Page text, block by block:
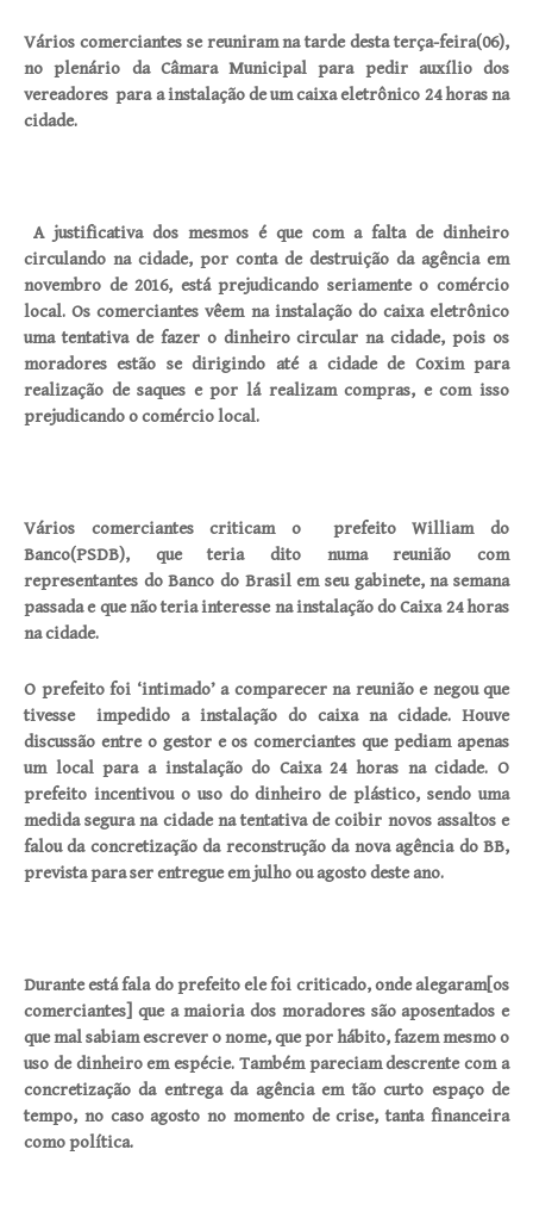
Vários comerciantes se reuniram na tarde desta terça-feira(06),
no plenário da Câmara Municipal para pedir auxílio dos
vereadores para a instalação de um caixa eletrônico 24 horas na
cidade.
A justificativa dos mesmos é que com a falta de dinheiro
circulando na cidade, por conta de destruição da agência em
novembro de 2016, está prejudicando seriamente o comércio
local. Os comerciantes vêem na instalação do caixa eletrônico
uma tentativa de fazer o dinheiro circular na cidade, pois os
moradores estão se dirigindo até a cidade de Coxim para
realização de saques e por lá realizam compras, e com isso
prejudicando o comércio local.
Vários comerciantes criticam o prefeito William do
Banco(PSDB), que teria dito numa reunião com
representantes do Banco do Brasil em seu gabinete, na semana
passada e que não teria interesse na instalação do Caixa 24 horas
na cidade.
O prefeito foi ‘intimado’ a comparecer na reunião e negou que
tivesse impedido a instalação do caixa na cidade. Houve
discussão entre o gestor e os comerciantes que pediam apenas
um local para a instalação do Caixa 24 horas na cidade. O
prefeito incentivou o uso do dinheiro de plástico, sendo uma
medida segura na cidade na tentativa de coibir novos assaltos e
falou da concretização da reconstrução da nova agência do BB,
prevista para ser entregue em julho ou agosto deste ano.
Durante está fala do prefeito ele foi criticado, onde alegaram[os
comerciantes] que a maioria dos moradores são aposentados e
que mal sabiam escrever o nome, que por hábito, fazem mesmo o
uso de dinheiro em espécie. Também pareciam descrente com a
concretização da entrega da agência em tão curto espaço de
tempo, no caso agosto no momento de crise, tanta financeira
como política.